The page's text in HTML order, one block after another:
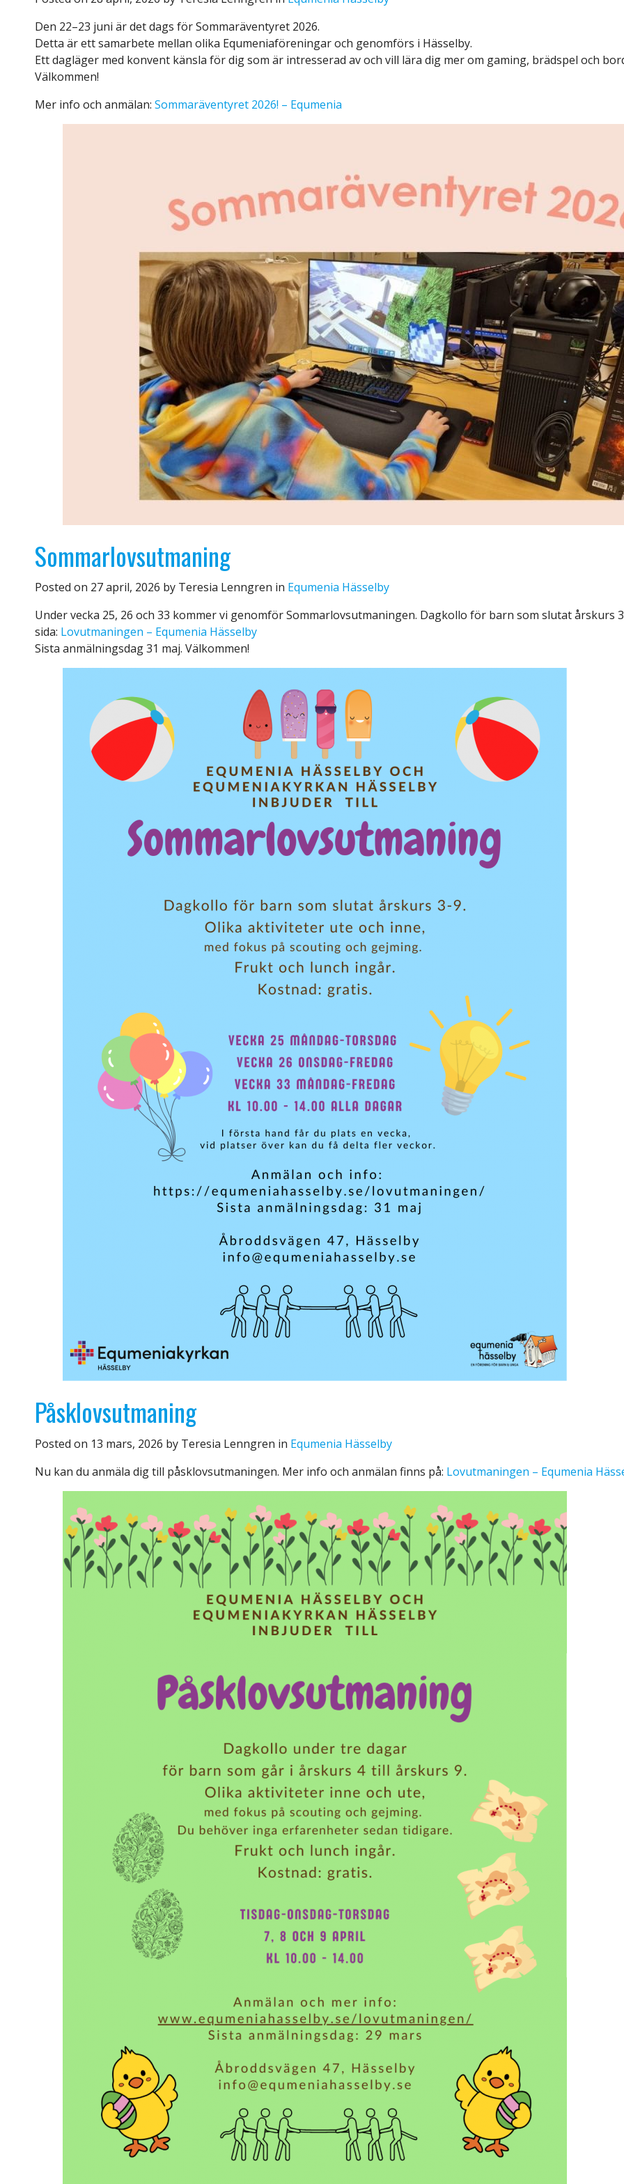
Den 22–23 juni är det dags för Sommaräventyret 2026.
Detta är ett samarbete mellan olika Equmeniaföreningar och genomförs i Hässelby.
Ett dagläger med konvent känsla för dig som är intresserad av och vill lära dig mer om gaming, brädspel och
Välkommen!
Mer info och anmälan: Sommaräventyret 2026! – Equmenia
Sommarlovsutmaning
Posted on 27 april, 2026 by Teresia Lenngren in Equmenia Hässelby
Under vecka 25, 26 och 33 kommer vi genomför Sommarlovsutmaningen. Dagkollo för barn som slutat årskurs
sida: Lovutmaningen – Equmenia Hässelby
Sista anmälningsdag 31 maj. Välkommen!
Påsklovsutmaning
Posted on 13 mars, 2026 by Teresia Lenngren in Equmenia Hässelby
Nu kan du anmäla dig till påsklovsutmaningen. Mer info och anmälan finns på: Lovutmaningen – Equmenia